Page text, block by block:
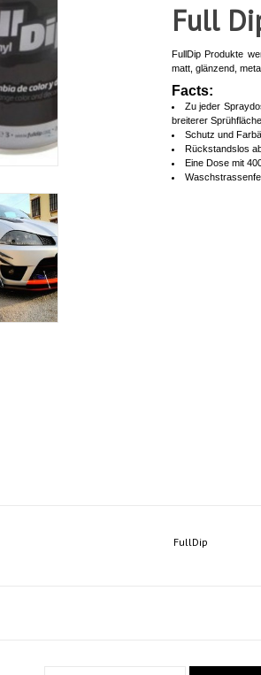
Full
FullDip Produkte
matt, glänzend,
Facts:
Zu jeder
breiterer
Schutz und
Rückstandslos
Eine Dose mit
FullDip